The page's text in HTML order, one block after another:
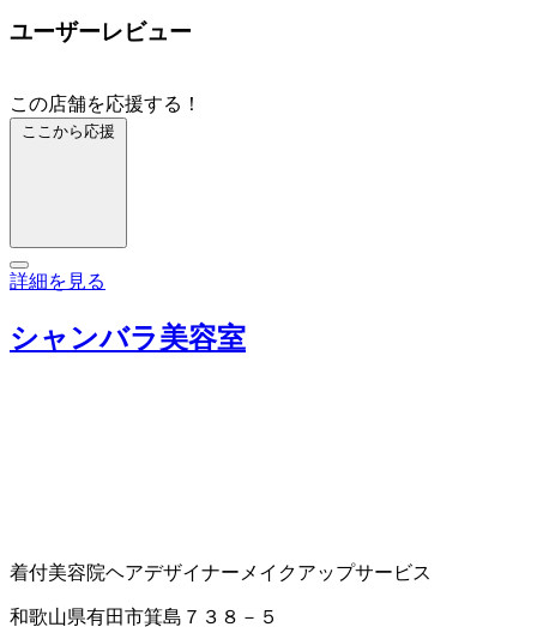
ユーザーレビュー
この店舗を応援する！
ここから応援
詳細を見る
シャンバラ美容室
着付美容院ヘアデザイナー メイクアップサービス
和歌山県有田市箕島７３８－５